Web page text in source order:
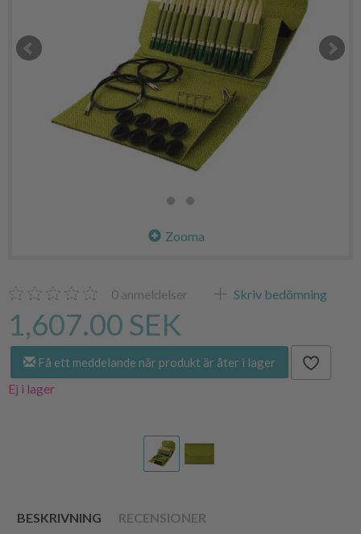
Zooma
0 anmeldelser Skriv bedömning
1,607.00 SEK
Få ett meddelande när produkt är åter i lager
Ej i lager
BESKRIVNING RECENSIONER